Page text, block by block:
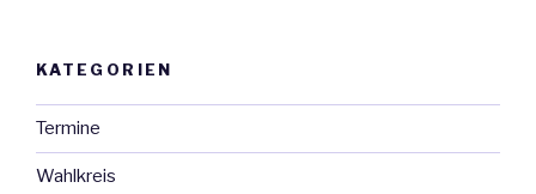
KATEGORIEN
Termine
Wahlkreis